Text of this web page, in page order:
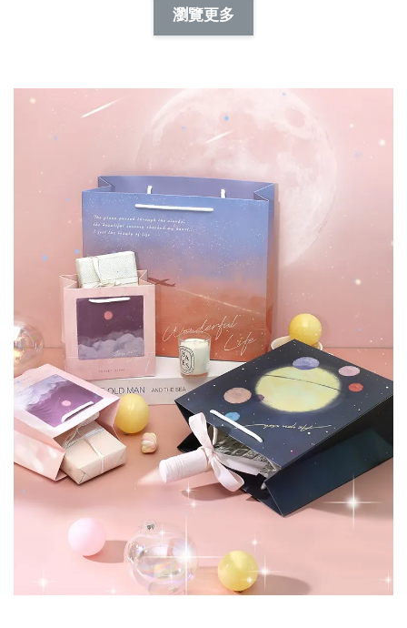
NT$ 19.00
NT$ 66.00
加入購物車
瀏覽更多